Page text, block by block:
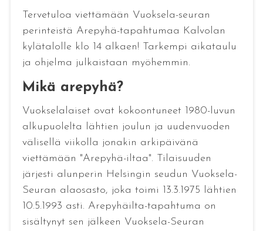
Tervetuloa viettämään Vuoksela-seuran
perinteistä Arepyhä-tapahtumaa Kalvolan
kylätalolle klo 14 alkaen! Tarkempi aikataulu
ja ohjelma julkaistaan myöhemmin.
Mikä arepyhä?
Vuokselalaiset ovat kokoontuneet 1980-luvun
alkupuolelta lähtien joulun ja uudenvuoden
välisellä viikolla jonakin arkipäivänä
viettämään "Arepyhä-iltaa". Tilaisuuden
järjesti alunperin Helsingin seudun Vuoksela-
Seuran alaosasto, joka toimi 13.3.1975 lähtien
10.5.1993 asti. Arepyhäilta-tapahtuma on
sisältynyt sen jälkeen Vuoksela-Seuran